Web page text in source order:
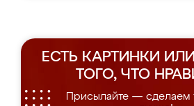
ЕСТЬ КАРТИНКИ
ТОГО, ЧТО
Присылайте — сделаем